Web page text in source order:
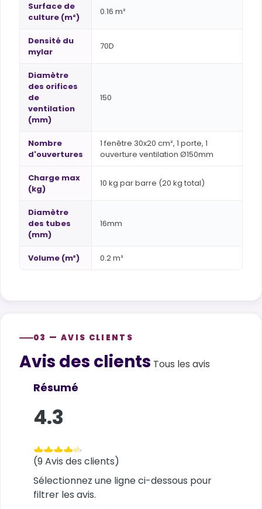
Surface de
culture (m²)
0.16 m²
Densité du
mylar
70D
Diamètre
des orifices
de
ventilation
(mm)
150
Nombre
d'ouvertures
1 fenêtre 30x20 cm², 1 porte, 1
ouverture ventilation Ø150mm
Charge max
(kg)
10 kg par barre (20 kg total)
Diamètre
des tubes
(mm)
16mm
Volume (m³) 0.2 m³
03 — AVIS CLIENTS
Customer reviews
Avis des clients Tous les avis
Résumé
4.3
(9 Avis des clients)
Sélectionnez une ligne ci-dessous pour
filtrer les avis.